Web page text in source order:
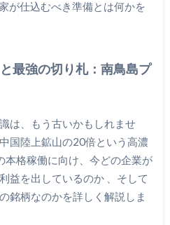
が仕込むべき準備とは何かを
最強の切り札：南鳥島プ
は、もう古いかもしれませ
国陸上鉱山の20倍という高濃
本格稼働に向け、今どの企業が
益を出しているのか
、そして
銘柄なのかを詳しく解説しま